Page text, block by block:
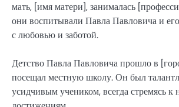
мать, [имя матери], занималась
они воспитывали Павла Павловича и его
с любовью и заботой.
Детство Павла Павловича прошло в
посещал местную школу. Он был
усидчивым учеником, всегда стремясь